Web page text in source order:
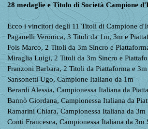
28 medaglie e Titolo di Società Campione
Ecco i vincitori degli 11 Titoli di Campione
Paganelli Veronica, 3 Titoli da 1m, 3m e
Fois Marco, 2 Titoli da 3m Sincro e
Miraglia Luigi,2 Titoli da 3m Sincro e
Franzoni Barbara,2 Titoli da Piattaforma e
Sansonetti Ugo, Campione Italiano da 1m
Berardi Alessia, Campionessa Italiana da
Bannò Giordana,Campionessa Italiana da
Ramarini Chiara,Campionessa Italiana da 3m
Conti Francesca, Campionessa Italiana da 3m